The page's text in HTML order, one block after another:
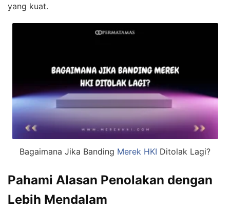
yang kuat.
Bagaimana Jika Banding Merek HKI Ditolak Lagi?
Pahami Alasan Penolakan dengan
Lebih Mendalam